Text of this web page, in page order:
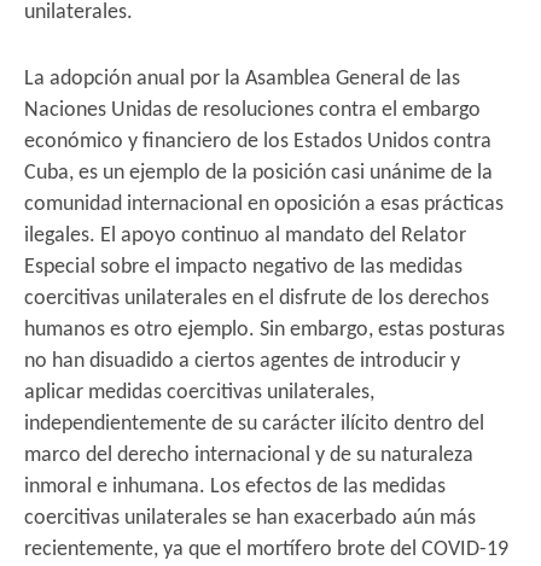
unilaterales.
La adopción anual por la Asamblea General de las
Naciones Unidas de resoluciones contra el embargo
económico y financiero de los Estados Unidos contra
Cuba, es un ejemplo de la posición casi unánime de la
comunidad internacional en oposición a esas prácticas
ilegales. El apoyo continuo al mandato del Relator
Especial sobre el impacto negativo de las medidas
coercitivas unilaterales en el disfrute de los derechos
humanos es otro ejemplo. Sin embargo, estas posturas
no han disuadido a ciertos agentes de introducir y
aplicar medidas coercitivas unilaterales,
independientemente de su carácter ilícito dentro del
marco del derecho internacional y de su naturaleza
inmoral e inhumana. Los efectos de las medidas
coercitivas unilaterales se han exacerbado aún más
recientemente, ya que el mortífero brote del COVID-19